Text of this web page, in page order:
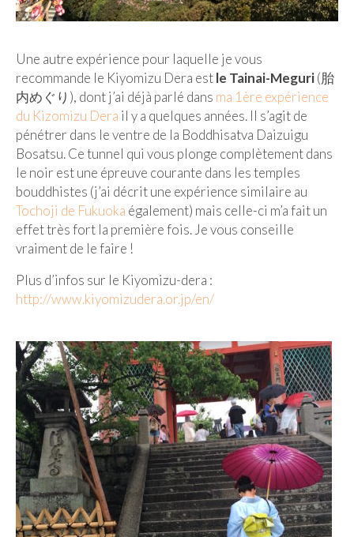
Lisbonne
GUIDES FOOD
ALLEMAGNE
– Berlin
– Munich
BOLIVIE
– Sucre
CHINE
– Guilin
– Xi’an
CORÉE DU SUD
– Séoul
DANEMARK
– Copenhague
Une autre expérience pour laquelle je vous
recommande le Kiyomizu Dera estle Tainai-Meguri(胎
内めぐり), dont j’ai déjà parlé dans ma 1ère expérience
du Kizomizu Dera il y a quelques années. Il s’agit de
pénétrer dans le ventre de la Boddhisatva Daizuigu
Bosatsu. Ce tunnel qui vous plonge complètement dans
le noir est une épreuve courante dans les temples
bouddhistes (j’ai décrit une expérience similaire au
Tochoji de Fukuoka également) mais celle-ci m’a fait un
effet très fort la première fois. Je vous conseille
vraiment de le faire !
Plus d’infos sur le Kiyomizu-dera :
http://www.kiyomizudera.or.jp/en/